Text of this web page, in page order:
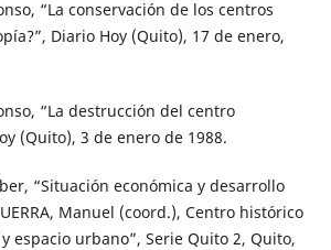
“La conservación de los centros
Diario Hoy (Quito), 17 de enero,
“La destrucción del centro
(Quito), 3 de enero de 1988.
“Situación económica y desarrollo
Manuel (coord.), Centro histórico
espacio urbano”, Serie Quito 2, Quito,